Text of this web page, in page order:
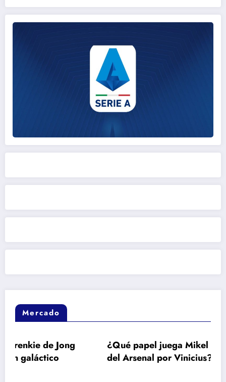
Mercado
¿Qué papel juega Mikel Arteta en el
del Arsenal por Vinicius?